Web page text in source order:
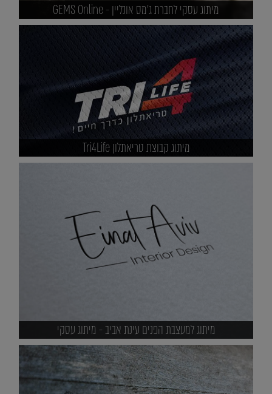
מיתוג עסקי לחברת ג'מס אונליין - GEMS Online
מיתוג קבוצת טריאתלון Tri4Life
מיתוג למעצבת הפנים עינת אביב - מיתוג עסקי